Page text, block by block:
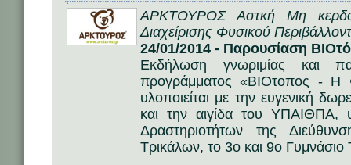
ΑΡΚΤΟΥΡΟΣ Αστκή Μη
Διαχείρισης Φυσικού
24/01/2014 - Παρουσίαση
Εκδήλωση γνωριμίας και
προγράμματος «ΒΙΟτοπος -
υλοποιείται με την ευγενική
και την αιγίδα του ΥΠΑΙΘΠΑ,
Δραστηριοτήτων της
Τρικάλων, το 3ο και 9ο